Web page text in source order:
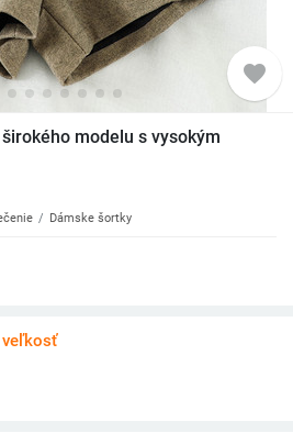
favorite
modelu s vysokým
Dámske šortky
veľkosť